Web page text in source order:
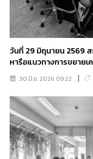
วันที่ 29 มิถุนายน 2569
หารือแนวทางการขยาย
การตรวจพิสูจน์บุคคล
30 มิ.ย. 2026 09:22